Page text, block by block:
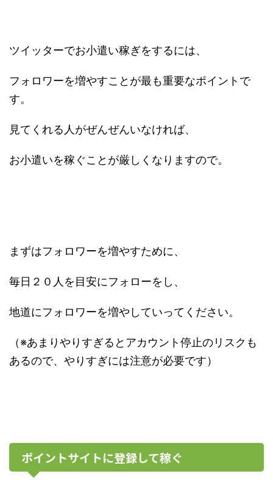
ツイッターでお小遣い稼ぎをするには、
フォロワーを増やすことが最も重要なポイントで
す。
見てくれる人がぜんぜんいなければ、
お小遣いを稼ぐことが厳しくなりますので。
まずはフォロワーを増やすために、
毎日２０人を目安にフォローをし、
地道にフォロワーを増やしていってください。
（※あまりやりすぎるとアカウント停止のリスクも
あるので、やりすぎには注意が必要です）
ポイントサイトに登録して稼ぐ